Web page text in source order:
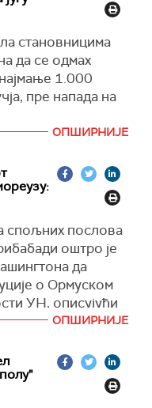
само
оквир за
да ће се
након
одсто. О томе
становницима
да се одмах
1.000
пре напада на
ОПШИРНИЈЕ
спољних послова
оштро је
да
о Ормуском
УН, описујући
чињенице
друштвеној
да САД,
ОПШИРНИЈЕ